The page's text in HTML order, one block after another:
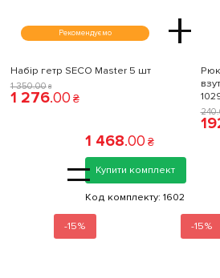
Рекомендуємо +
Набір гетр SECO Master 5 шт
1 350.00 ₴
1 276.00 ₴
240.
=
1 468.00 ₴
Купити комплект
Код комплекту: 1602
-15% -15%